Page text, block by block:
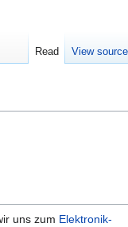
uns zum Elektronik-
Read View source